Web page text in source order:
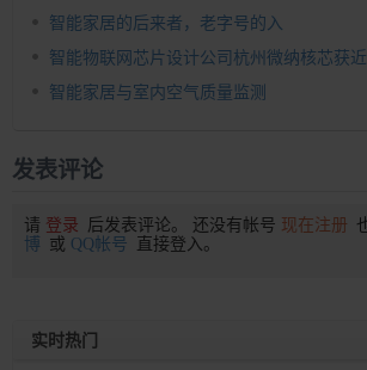
智能家居的后来者，老字号的入
智能物联网芯片设计公司杭州微纳核芯获
智能家居与室内空气质量监测
发表评论
请 登录 后发表评论。 还没有帐号 现在注册
博 或 QQ帐号 直接登入。
实时热门